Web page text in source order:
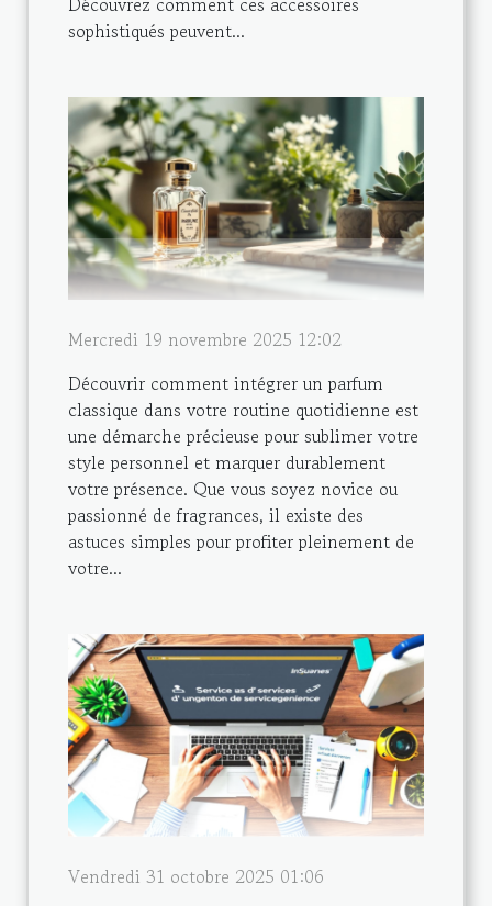
sophistiqués peuvent...
Mercredi 19 novembre 2025 12:02
Découvrir comment intégrer un parfum
classique dans votre routine quotidienne est
une démarche précieuse pour sublimer votre
style personnel et marquer durablement
votre présence. Que vous soyez novice ou
passionné de fragrances, il existe des
astuces simples pour profiter pleinement de
votre...
Vendredi 31 octobre 2025 01:06